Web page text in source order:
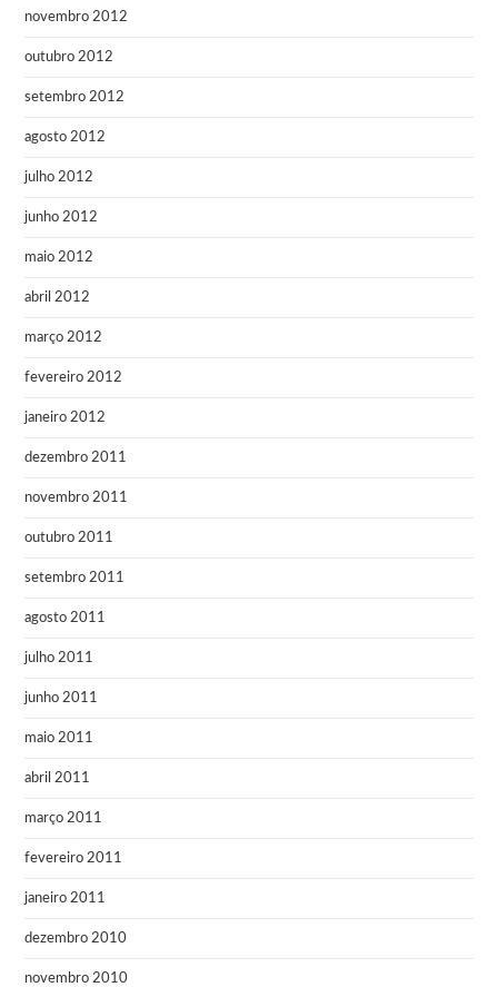
novembro 2012
outubro 2012
setembro 2012
agosto 2012
julho 2012
junho 2012
maio 2012
abril 2012
março 2012
fevereiro 2012
janeiro 2012
dezembro 2011
novembro 2011
outubro 2011
setembro 2011
agosto 2011
julho 2011
junho 2011
maio 2011
abril 2011
março 2011
fevereiro 2011
janeiro 2011
dezembro 2010
novembro 2010